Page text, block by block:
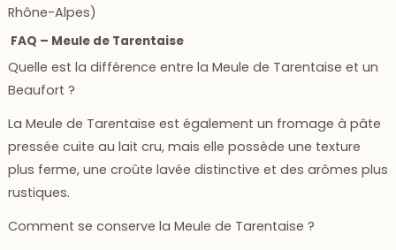
Rhône-Alpes)
FAQ – Meule de Tarentaise
Quelle est la différence entre la Meule de Tarentaise et un
Beaufort ?
La Meule de Tarentaise est également un fromage à pâte
pressée cuite au lait cru, mais elle possède une texture
plus ferme, une croûte lavée distinctive et des arômes plus
rustiques.
Comment se conserve la Meule de Tarentaise ?